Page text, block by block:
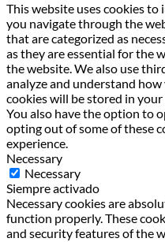
This website uses cookies
you navigate through the
that are categorized as
as they are essential for the
the website. We also use
analyze and understand
cookies will be stored in
You also have the option to
opting out of some of these
experience.
Necessary
Necessary
Siempre activado
Necessary cookies are
function properly. These
and security features of the